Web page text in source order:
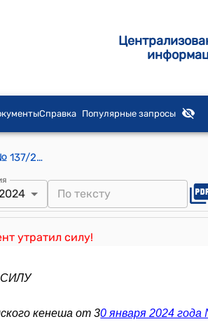
Справка Популярные запросы
Постановление Токмокского городского кенеша от 3 августа 2023 года № 137/24-5 "Об утверждении надбавки к должностным окладам работников мэрии г.Токмок, Токмокского городского кенеша, Управления муниципальной собственности г.Токмок и работников, занятых обслуживанием органов местного самоуправления г.Токмок в размере 25,0 %".
утратил силу!